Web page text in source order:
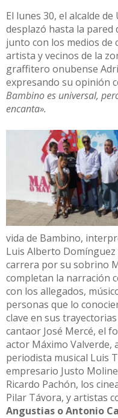
El lunes 30, el alcalde
desplazó hasta la
junto con los medios de
artista y vecinos de la
graffitero onubense
expresando su opinión
Bambino es universal,
encanta».
vida de Bambino,
Luis Alberto
carrera por su sobrino
completan la narración
con los allegados,
personas que lo
clave en sus
cantaor José Mercé, el
actor Máximo
periodista musical Luis
empresario Justo
Ricardo Pachón, los
Pilar Távora, y artistas
Angustias o Antonio